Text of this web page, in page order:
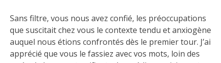
Sans filtre, vous nous avez confié, les préoccupations
que suscitait chez vous le contexte tendu et anxiogène
auquel nous étions confrontés dès le premier tour. J’ai
apprécié que vous le fassiez avec vos mots, loin des